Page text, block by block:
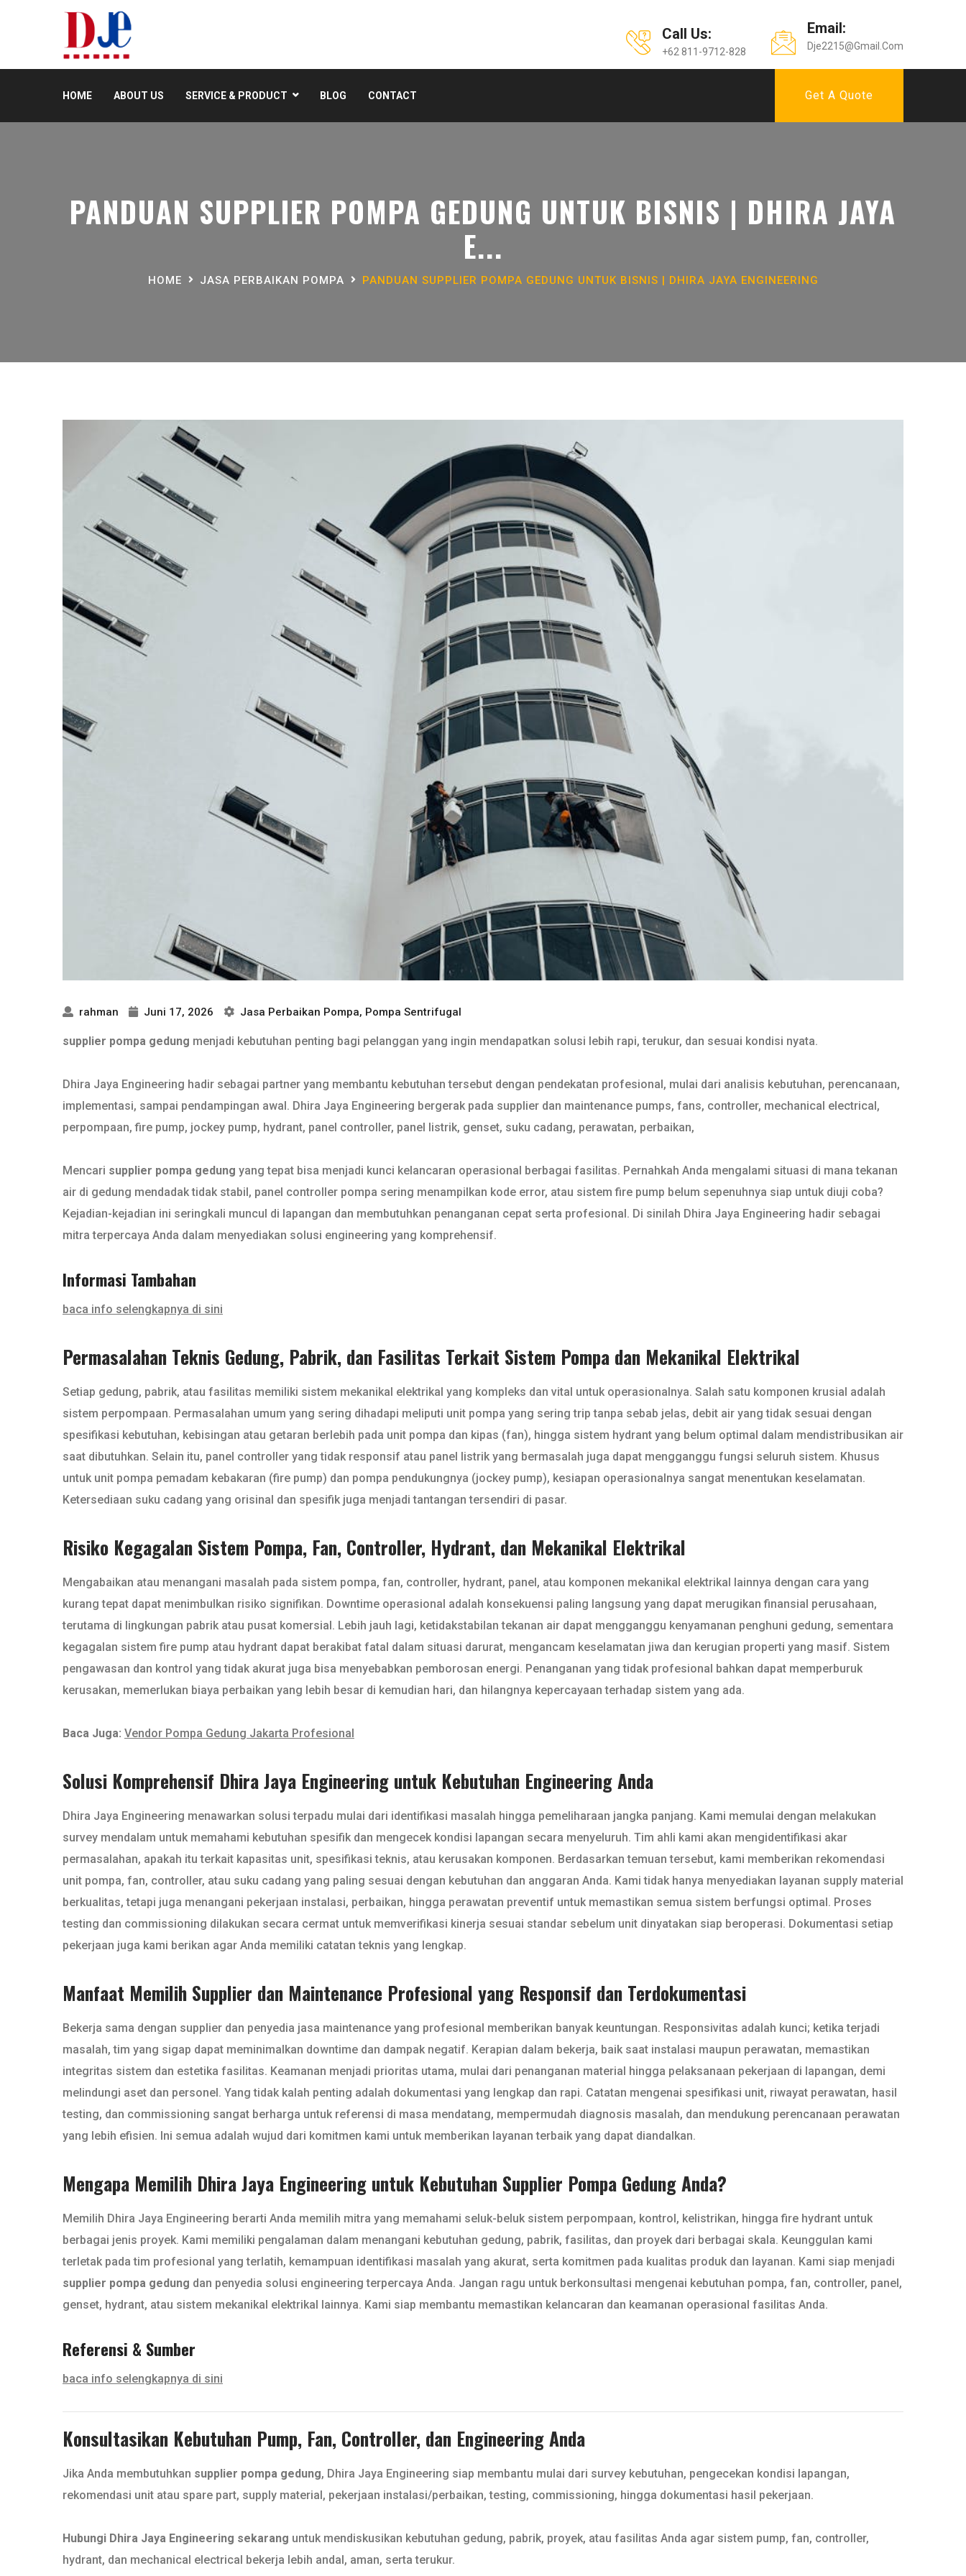
Call Us:
+62 811-9712-828
Email:
Dje2215@gmail.com
HOME ABOUT US SERVICE & PRODUCT BLOG CONTACT Get A Quote
PANDUAN SUPPLIER POMPA GEDUNG UNTUK BISNIS | DHIRA JAYA
E...
HOME JASA PERBAIKAN POMPA PANDUAN SUPPLIER POMPA GEDUNG UNTUK BISNIS | DHIRA JAYA ENGINEERING
rahman Juni 17, 2026 Jasa Perbaikan Pompa, Pompa Sentrifugal
supplier pompa gedung menjadi kebutuhan penting bagi pelanggan yang ingin mendapatkan solusi lebih rapi, terukur, dan sesuai kondisi nyata.
Dhira Jaya Engineering hadir sebagai partner yang membantu kebutuhan tersebut dengan pendekatan profesional, mulai dari analisis kebutuhan, perencanaan,
implementasi, sampai pendampingan awal. Dhira Jaya Engineering bergerak pada supplier dan maintenance pumps, fans, controller, mechanical electrical,
perpompaan, fire pump, jockey pump, hydrant, panel controller, panel listrik, genset, suku cadang, perawatan, perbaikan,
Mencari supplier pompa gedung yang tepat bisa menjadi kunci kelancaran operasional berbagai fasilitas. Pernahkah Anda mengalami situasi di mana tekanan
air di gedung mendadak tidak stabil, panel controller pompa sering menampilkan kode error, atau sistem fire pump belum sepenuhnya siap untuk diuji coba?
Kejadian-kejadian ini seringkali muncul di lapangan dan membutuhkan penanganan cepat serta profesional. Di sinilah Dhira Jaya Engineering hadir sebagai
mitra terpercaya Anda dalam menyediakan solusi engineering yang komprehensif.
Informasi Tambahan
baca info selengkapnya di sini
Permasalahan Teknis Gedung, Pabrik, dan Fasilitas Terkait Sistem Pompa dan Mekanikal Elektrikal
Setiap gedung, pabrik, atau fasilitas memiliki sistem mekanikal elektrikal yang kompleks dan vital untuk operasionalnya. Salah satu komponen krusial adalah
sistem perpompaan. Permasalahan umum yang sering dihadapi meliputi unit pompa yang sering trip tanpa sebab jelas, debit air yang tidak sesuai dengan
spesifikasi kebutuhan, kebisingan atau getaran berlebih pada unit pompa dan kipas (fan), hingga sistem hydrant yang belum optimal dalam mendistribusikan air
saat dibutuhkan. Selain itu, panel controller yang tidak responsif atau panel listrik yang bermasalah juga dapat mengganggu fungsi seluruh sistem. Khusus
untuk unit pompa pemadam kebakaran (fire pump) dan pompa pendukungnya (jockey pump), kesiapan operasionalnya sangat menentukan keselamatan.
Ketersediaan suku cadang yang orisinal dan spesifik juga menjadi tantangan tersendiri di pasar.
Risiko Kegagalan Sistem Pompa, Fan, Controller, Hydrant, dan Mekanikal Elektrikal
Mengabaikan atau menangani masalah pada sistem pompa, fan, controller, hydrant, panel, atau komponen mekanikal elektrikal lainnya dengan cara yang
kurang tepat dapat menimbulkan risiko signifikan. Downtime operasional adalah konsekuensi paling langsung yang dapat merugikan finansial perusahaan,
terutama di lingkungan pabrik atau pusat komersial. Lebih jauh lagi, ketidakstabilan tekanan air dapat mengganggu kenyamanan penghuni gedung, sementara
kegagalan sistem fire pump atau hydrant dapat berakibat fatal dalam situasi darurat, mengancam keselamatan jiwa dan kerugian properti yang masif. Sistem
pengawasan dan kontrol yang tidak akurat juga bisa menyebabkan pemborosan energi. Penanganan yang tidak profesional bahkan dapat memperburuk
kerusakan, memerlukan biaya perbaikan yang lebih besar di kemudian hari, dan hilangnya kepercayaan terhadap sistem yang ada.
Baca Juga: Vendor Pompa Gedung Jakarta Profesional
Solusi Komprehensif Dhira Jaya Engineering untuk Kebutuhan Engineering Anda
Dhira Jaya Engineering menawarkan solusi terpadu mulai dari identifikasi masalah hingga pemeliharaan jangka panjang. Kami memulai dengan melakukan
survey mendalam untuk memahami kebutuhan spesifik dan mengecek kondisi lapangan secara menyeluruh. Tim ahli kami akan mengidentifikasi akar
permasalahan, apakah itu terkait kapasitas unit, spesifikasi teknis, atau kerusakan komponen. Berdasarkan temuan tersebut, kami memberikan rekomendasi
unit pompa, fan, controller, atau suku cadang yang paling sesuai dengan kebutuhan dan anggaran Anda. Kami tidak hanya menyediakan layanan supply material
berkualitas, tetapi juga menangani pekerjaan instalasi, perbaikan, hingga perawatan preventif untuk memastikan semua sistem berfungsi optimal. Proses
testing dan commissioning dilakukan secara cermat untuk memverifikasi kinerja sesuai standar sebelum unit dinyatakan siap beroperasi. Dokumentasi setiap
pekerjaan juga kami berikan agar Anda memiliki catatan teknis yang lengkap.
Manfaat Memilih Supplier dan Maintenance Profesional yang Responsif dan Terdokumentasi
Bekerja sama dengan supplier dan penyedia jasa maintenance yang profesional memberikan banyak keuntungan. Responsivitas adalah kunci; ketika terjadi
masalah, tim yang sigap dapat meminimalkan downtime dan dampak negatif. Kerapian dalam bekerja, baik saat instalasi maupun perawatan, memastikan
integritas sistem dan estetika fasilitas. Keamanan menjadi prioritas utama, mulai dari penanganan material hingga pelaksanaan pekerjaan di lapangan, demi
melindungi aset dan personel. Yang tidak kalah penting adalah dokumentasi yang lengkap dan rapi. Catatan mengenai spesifikasi unit, riwayat perawatan, hasil
testing, dan commissioning sangat berharga untuk referensi di masa mendatang, mempermudah diagnosis masalah, dan mendukung perencanaan perawatan
yang lebih efisien. Ini semua adalah wujud dari komitmen kami untuk memberikan layanan terbaik yang dapat diandalkan.
Mengapa Memilih Dhira Jaya Engineering untuk Kebutuhan Supplier Pompa Gedung Anda?
Memilih Dhira Jaya Engineering berarti Anda memilih mitra yang memahami seluk-beluk sistem perpompaan, kontrol, kelistrikan, hingga fire hydrant untuk
berbagai jenis proyek. Kami memiliki pengalaman dalam menangani kebutuhan gedung, pabrik, fasilitas, dan proyek dari berbagai skala. Keunggulan kami
terletak pada tim profesional yang terlatih, kemampuan identifikasi masalah yang akurat, serta komitmen pada kualitas produk dan layanan. Kami siap menjadi
supplier pompa gedung dan penyedia solusi engineering terpercaya Anda. Jangan ragu untuk berkonsultasi mengenai kebutuhan pompa, fan, controller, panel,
genset, hydrant, atau sistem mekanikal elektrikal lainnya. Kami siap membantu memastikan kelancaran dan keamanan operasional fasilitas Anda.
Referensi & Sumber
baca info selengkapnya di sini
Konsultasikan Kebutuhan Pump, Fan, Controller, dan Engineering Anda
Jika Anda membutuhkan supplier pompa gedung, Dhira Jaya Engineering siap membantu mulai dari survey kebutuhan, pengecekan kondisi lapangan,
rekomendasi unit atau spare part, supply material, pekerjaan instalasi/perbaikan, testing, commissioning, hingga dokumentasi hasil pekerjaan.
Hubungi Dhira Jaya Engineering sekarang untuk mendiskusikan kebutuhan gedung, pabrik, proyek, atau fasilitas Anda agar sistem pump, fan, controller,
hydrant, dan mechanical electrical bekerja lebih andal, aman, serta terukur.